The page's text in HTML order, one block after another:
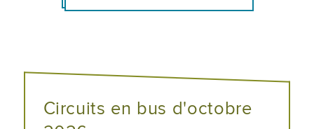
Circuits en bus d'octobre